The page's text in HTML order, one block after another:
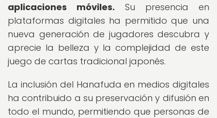
aplicaciones móviles. Su presencia en
plataformas digitales ha permitido que una
nueva generación de jugadores descubra y
aprecie la belleza y la complejidad de este
juego de cartas tradicional japonés.
La inclusión del Hanafuda en medios digitales
ha contribuido a su preservación y difusión en
todo el mundo, permitiendo que personas de